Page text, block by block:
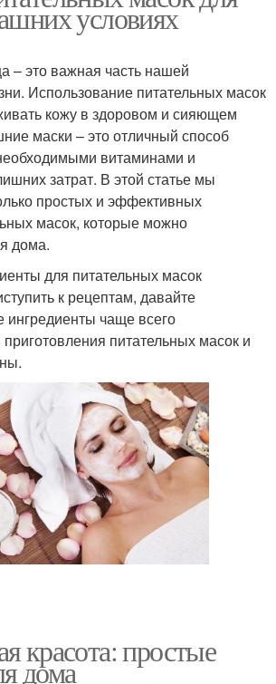
условиях
– это важная часть нашей
Использование питательных масок
кожу в здоровом и сияющем
маски – это отличный способ
витаминами и
затрат. В этой статье мы
простых и эффективных
масок, которые можно
дома.
для питательных масок
к рецептам, давайте
ингредиенты чаще всего
питательных масок и
красота: простые
дома